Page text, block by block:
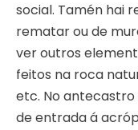
social. Tamén hai
rematar ou de
ver outros
feitos na roca
etc. No antecastro
de entrada á